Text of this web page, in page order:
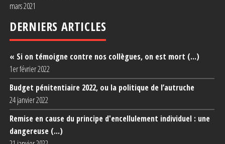
mars 2021
DERNIERS ARTICLES
« Si on témoigne contre nos collègues, on est mort (...)
1er février 2022
Budget pénitentiaire 2022, ou la politique de l’autruche
24 janvier 2022
Remise en cause du principe d'encellulement individuel : une
dangereuse (...)